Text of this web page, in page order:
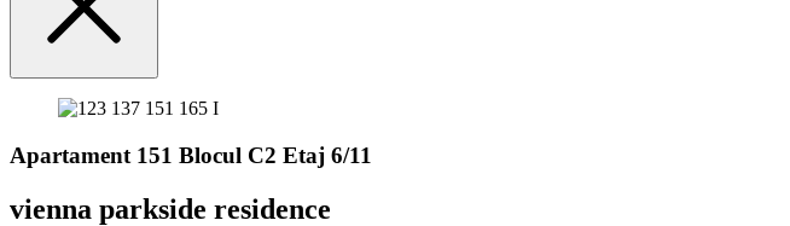
Apartament 151 Blocul C2 Etaj 6/11
vienna parkside residence